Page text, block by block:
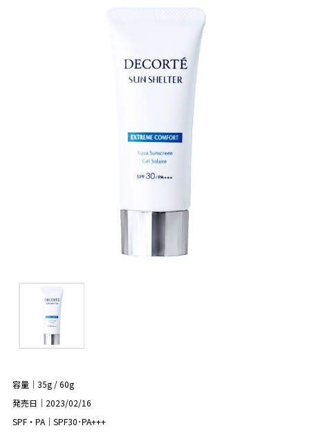
容量｜35g / 60g
発売日｜2023/02/16
SPF・PA｜SPF30･PA+++